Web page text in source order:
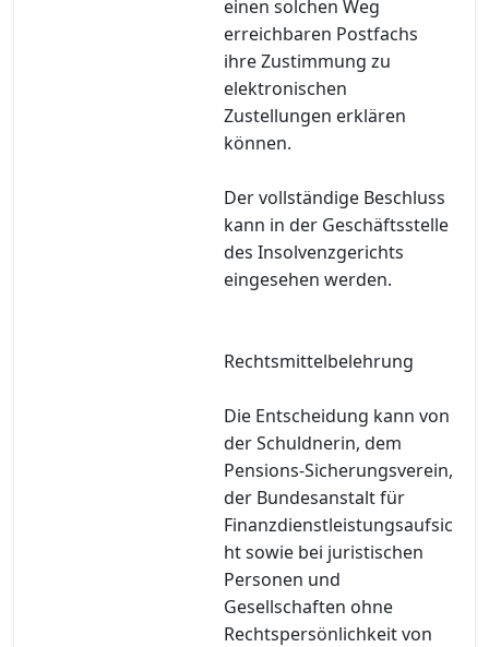
einen solchen Weg
erreichbaren Postfachs
ihre Zustimmung zu
elektronischen
Zustellungen erklären
können.
Der vollständige Beschluss
kann in der Geschäftsstelle
des Insolvenzgerichts
eingesehen werden.
Rechtsmittelbelehrung
Die Entscheidung kann von
der Schuldnerin, dem
Pensions-Sicherungsverein,
der Bundesanstalt für
Finanzdienstleistungsaufsic
ht sowie bei juristischen
Personen und
Gesellschaften ohne
Rechtspersönlichkeit von